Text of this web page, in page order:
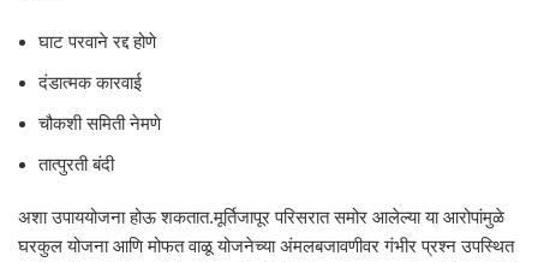
घाट परवाने रद्द होणे
दंडात्मक कारवाई
चौकशी समिती नेमणे
तात्पुरती बंदी
अशा उपाययोजना होऊ शकतात.मूर्तिजापूर परिसरात समोर आलेल्या या आरोपांमुळे
घरकुल योजना आणि मोफत वाळू योजनेच्या अंमलबजावणीवर गंभीर प्रश्न उपस्थित